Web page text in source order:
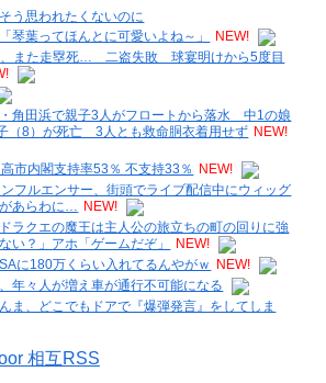
う思われたくないのに
琴葉ってほんとに可愛いよね～」
NEW!
、また走塁死… 二盗失敗 球宴明けから5度目
・角田浜で親子3人がフロートから落水 中1の娘
（8）が死亡 3人とも救命胴衣着用せず NEW!
高市内閣支持率53％ 不支持33％
NEW!
フルエンサー、街頭でライブ配信中にウィッグ
あらわに… NEW!
ドラクエの魔王は主人公の旅立ちの町の回りに強
い？」アホ「ゲームだぞ」
NEW!
に180万くらい入れてるんやがｗ
NEW!
年々人が増え車が通行不可能になる
ま、どこでもドアで『爆弾発言』をしてしま
相互RSS